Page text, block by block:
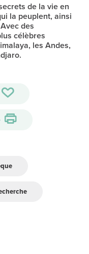
de la vie en
la peuplent, ainsi
des
célèbres
les Andes,